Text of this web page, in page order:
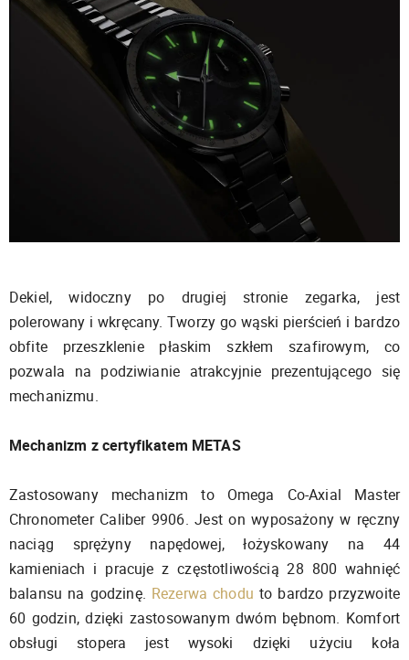
Dekiel, widoczny po drugiej stronie zegarka, jest
polerowany i wkręcany. Tworzy go wąski pierścień i bardzo
obfite przeszklenie płaskim szkłem szafirowym, co
pozwala na podziwianie atrakcyjnie prezentującego się
mechanizmu.
Mechanizm z certyfikatem METAS
Zastosowany mechanizm to Omega Co-Axial Master
Chronometer Caliber 9906. Jest on wyposażony w ręczny
naciąg sprężyny napędowej, łożyskowany na 44
kamieniach i pracuje z częstotliwością 28 800 wahnięć
balansu na godzinę. Rezerwa chodu to bardzo przyzwoite
60 godzin, dzięki zastosowanym dwóm bębnom. Komfort
obsługi stopera jest wysoki dzięki użyciu koła